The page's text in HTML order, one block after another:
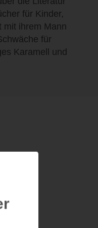
für Kinder,
mit ihrem Mann
für
Karamell und